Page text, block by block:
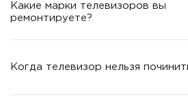
Какие марки телевизоров вы
ремонтируете?
Когда телевизор нельзя